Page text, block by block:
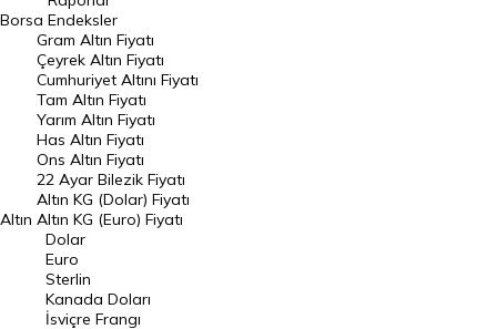
Dünya Borsaları
Raporlar
Endeksler
DÖVİZ
Döviz Kuru
Dolar Kuru
Euro Kuru
Pound Kuru
Frank Kuru
Borsa Endeksler
Altın
Gram Altın Fiyatı
Çeyrek Altın Fiyatı
Cumhuriyet Altını Fiyatı
Tam Altın Fiyatı
Yarım Altın Fiyatı
Has Altın Fiyatı
Ons Altın Fiyatı
22 Ayar Bilezik Fiyatı
Altın KG (Dolar) Fiyatı
Altın KG (Euro) Fiyatı
Dolar
Euro
Sterlin
Kanada Doları
İsviçre Frangı